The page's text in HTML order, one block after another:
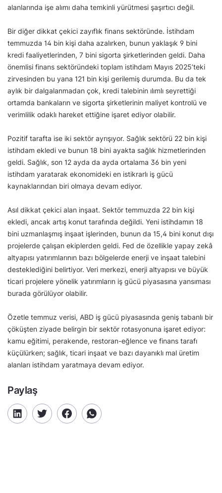
alanlarında işe alımı daha temkinli yürütmesi şaşırtıcı değil.
Bir diğer dikkat çekici zayıflık finans sektöründe. İstihdam
temmuzda 14 bin kişi daha azalırken, bunun yaklaşık 9 bini
kredi faaliyetlerinden, 7 bini sigorta şirketlerinden geldi. Daha
önemlisi finans sektöründeki toplam istihdam Mayıs 2025’teki
zirvesinden bu yana 121 bin kişi gerilemiş durumda. Bu da tek
aylık bir dalgalanmadan çok, kredi talebinin ılımlı seyrettiği
ortamda bankaların ve sigorta şirketlerinin maliyet kontrolü ve
verimlilik odaklı hareket ettiğine işaret ediyor olabilir.
Pozitif tarafta ise iki sektör ayrışıyor. Sağlık sektörü 22 bin kişi
istihdam ekledi ve bunun 18 bini ayakta sağlık hizmetlerinden
geldi. Sağlık, son 12 ayda da ayda ortalama 36 bin yeni
istihdam yaratarak ekonomideki en istikrarlı iş gücü
kaynaklarından biri olmaya devam ediyor.
Asıl dikkat çekici alan inşaat. Sektör temmuzda 22 bin kişi
ekledi, ancak artış konut tarafında değildi. Yeni istihdamın 18
bini uzmanlaşmış inşaat işlerinden, bunun da 15,4 bini konut dışı
projelerde çalışan ekiplerden geldi. Fed de özellikle yapay zekâ
altyapısı yatırımlarının bazı bölgelerde enerji ve inşaat talebini
desteklediğini belirtiyor. Veri merkezi, enerji altyapısı ve büyük
ticari projelere yönelik yatırımların iş gücü piyasasına yansıması
burada görülüyor olabilir.
Özetle temmuz verisi, ABD iş gücü piyasasında geniş tabanlı bir
çöküşten ziyade belirgin bir sektör rotasyonuna işaret ediyor:
kamu eğitimi, perakende, restoran-eğlence ve finans tarafı
küçülürken; sağlık, ticari inşaat ve bazı dayanıklı mal üretim
alanları istihdam yaratmaya devam ediyor.
Paylaş